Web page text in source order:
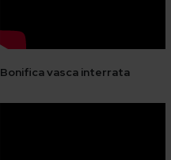
Bonifica vasca interrata